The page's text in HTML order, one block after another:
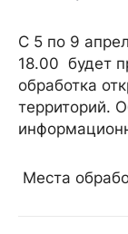
С 5 по 9
18.00 будет
обработка
территорий.
Места